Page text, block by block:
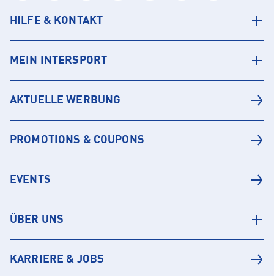
HILFE & KONTAKT
MEIN INTERSPORT
AKTUELLE WERBUNG
PROMOTIONS & COUPONS
EVENTS
ÜBER UNS
KARRIERE & JOBS